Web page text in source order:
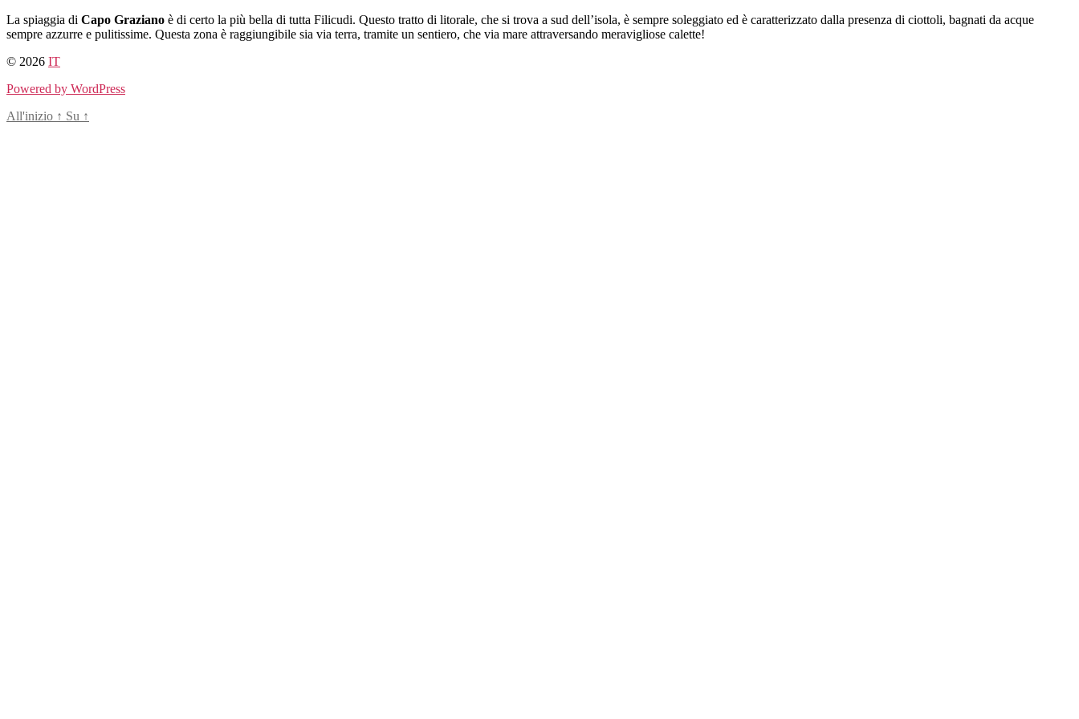
Salta
al
La spiaggia di Capo Graziano è di certo la più bella di tutta Filicudi. Questo tratto di litorale, che si trova a sud dell’isola, è sempre soleggiato ed è caratterizzato dalla presenza di ciottoli, bagnati da acque
sempre azzurre e pulitissime. Questa zona è raggiungibile sia via terra, tramite un sentiero, che via mare attraversando meravigliose calette!
© 2026 IT
Powered by WordPress
All'inizio ↑ Su ↑